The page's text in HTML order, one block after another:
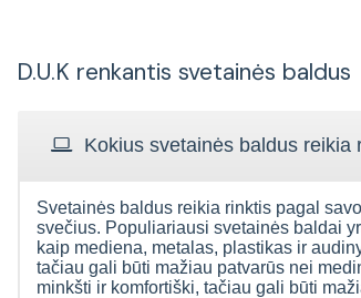
D.U.K renkantis svetainės baldus
Kokius svetainės baldus reikia
Svetainės baldus reikia rinktis pagal
svečius. Populiariausi svetainės baldai
kaip mediena, metalas, plastikas ir
tačiau gali būti mažiau patvarūs nei
minkšti ir komfortiški, tačiau gali būti